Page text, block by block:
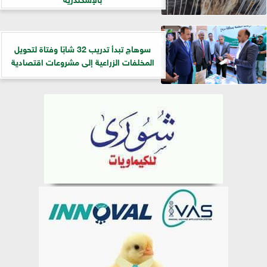
سوهاج تبدأ تدريب 32 شابًا وفتاة لتحويل
المخلفات الزراعية إلى مشروعات اقتصادية